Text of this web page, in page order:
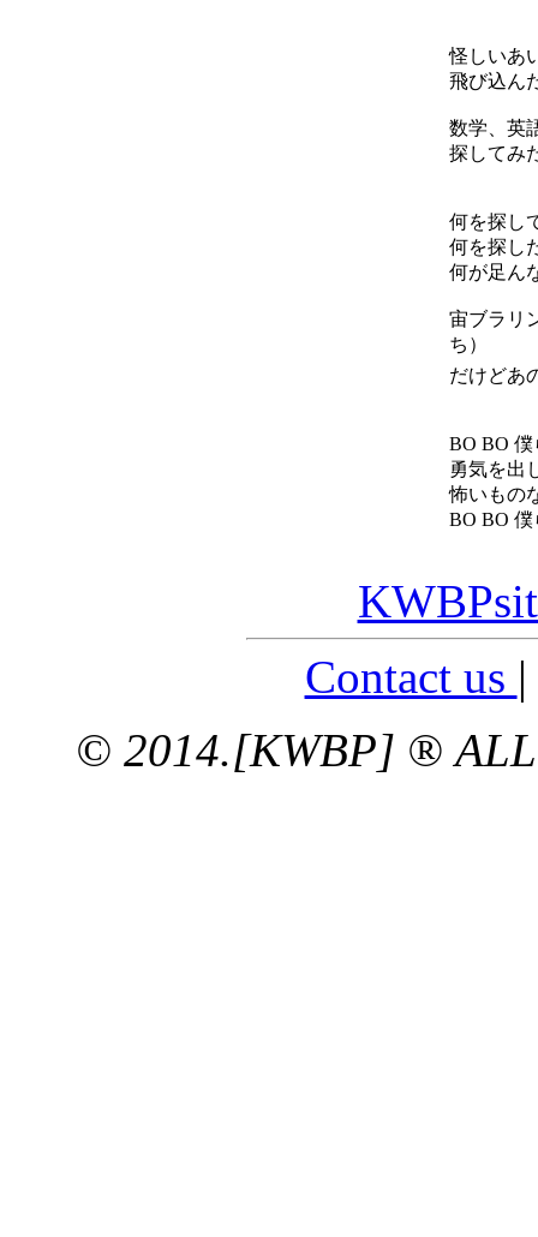
怪しいあ
飛び込ん
数学、英
探してみ
何を探し
何を探し
何が足ん
宙ブラリ
ち）
だけどあ
BO BO
勇気を出
怖いもの
BO BO
Contact us |
© 2014.[KWBP] ® ALL